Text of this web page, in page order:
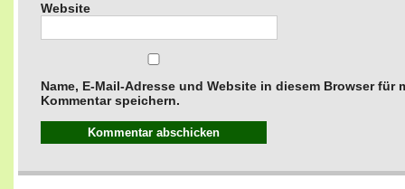
Website
Name, E-Mail-Adresse und Website in diesem Browser für
Kommentar speichern.